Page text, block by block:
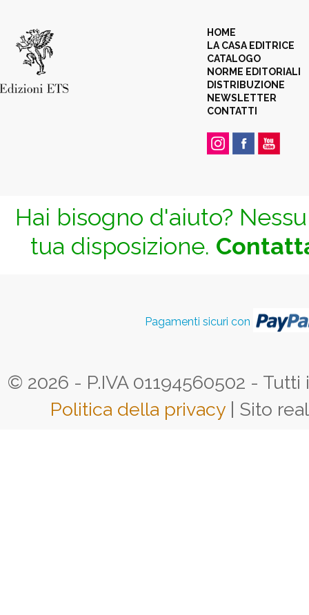
HOME
LA CASA EDITRICE
CATALOGO
NORME EDITORIALI
DISTRIBUZIONE
NEWSLETTER
CONTATTI
Hai bisogno d'aiuto?
tua disposizione.
Pagamenti sicuri con
© 2026 - P.IVA 01194560502 -
Politica della privacy | Sito